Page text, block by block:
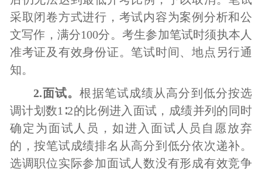
采取闭卷方式进行，考试内容为案例分析和公
文写作，满分100分。考生参加笔试时须执本人
准考证及有效身份证。笔试时间、地点另行通
知。
2.面试。根据笔试成绩从高分到低分按选
调计划数1∶2的比例进入面试 ，成绩并列的同时
确定 为面试人员，如进入面试人员自愿放弃
的，按笔试成绩排名从高分到低分依次递补。
选调职位实际参加面试人数没有形成有效竞争